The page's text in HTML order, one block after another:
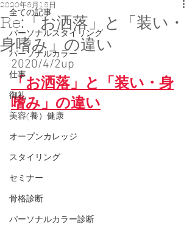
全ての記事
パーソナルスタイリング
パーソナルカラー
仕事
御礼
美容(養）健康
オープンカレッジ
スタイリング
セミナー
骨格診断
パーソナルカラー診断
Re:「お洒落」と「装い・
身嗜み」の違い
2020年5月15日
2020/4/2up
「お洒落」と「装い・身
嗜み」の違い